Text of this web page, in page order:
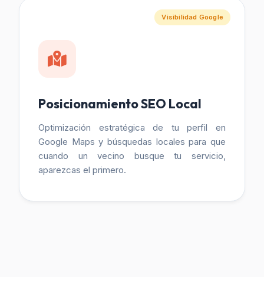
Visibilidad Google
Posicionamiento SEO Local
Optimización estratégica de tu perfil en
Google Maps y búsquedas locales para que
cuando un vecino busque tu servicio,
aparezcas el primero.